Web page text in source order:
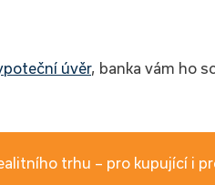
úvěr, banka vám ho
trhu – pro kupující i